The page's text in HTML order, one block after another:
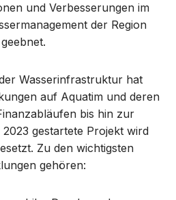
und Verbesserungen im
der Region
geebnet.
Wasserinfrastruktur hat
auf Aquatim und deren
bis hin zur
2023 gestartete Projekt wird
Zu den wichtigsten
gehören: